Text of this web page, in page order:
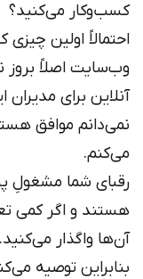
کسب‌وکار می‌کنید؟
احتمالاً اولین
وب‌سایت اصلاً بروز
آنلاین برای
نمی‌دانم موافق
می‌کنم.
رقبای شما مشغولِ
هستند و اگر کمی
آن‌ها واگذار می‌کنید.
بنابراین توصیه